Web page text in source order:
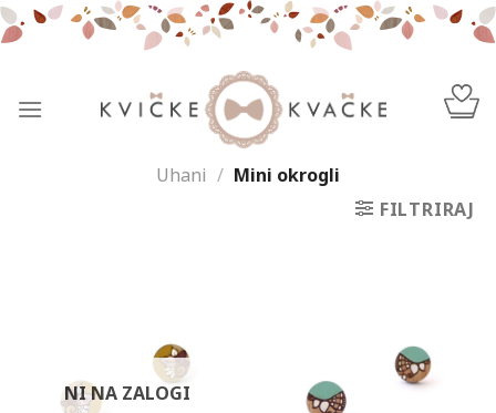
Skip
to
Uhani / Mini okrogli
FILTRIRAJ
NI NA ZALOGI